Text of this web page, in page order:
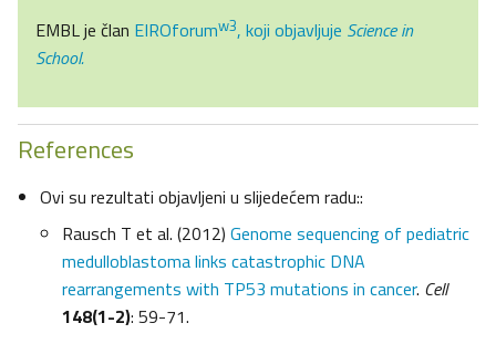
EMBL je član EIROforumw3, koji objavljuje Science in
School.
References
Ovi su rezultati objavljeni u slijedećem radu::
Rausch T et al. (2012) Genome sequencing of pediatric
medulloblastoma links catastrophic DNA
rearrangements with TP53 mutations in cancer. Cell
148(1-2): 59-71.